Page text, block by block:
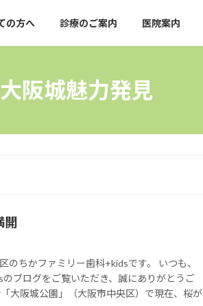
の方へ 診療のご案内 医院案内
大阪城魅力発見
開
のちかファミリー歯科+kidsです。 いつも、
ブログをご覧いただき、誠にありがとうご
大阪城公園」（大阪市中央区）で現在、桜が